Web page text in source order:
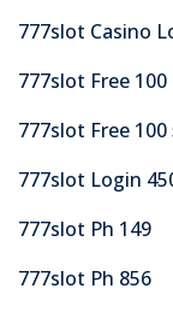
777slot Casino
777slot Free 100
777slot Free 100
777slot Login
777slot Ph 149
777slot Ph 856